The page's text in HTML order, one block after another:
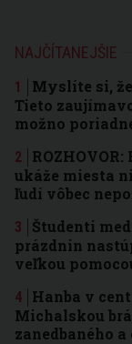
NAJČÍTANEJŠIE
Myslíte si,
Tieto
možno
ukáže miesta
ľudí vôbec
Študenti
prázdnin
veľkou
Hanba v
Michalskou
zanedbaného